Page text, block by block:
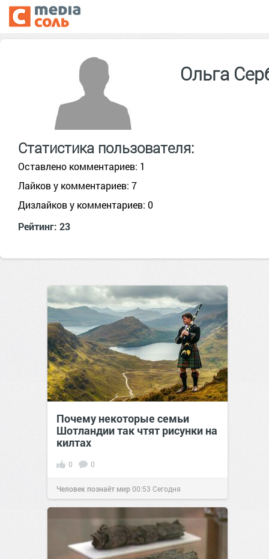
Ольга
Статистика пользователя:
Оставлено комментариев: 1
Лайков у комментариев: 7
Дизлайков у комментариев: 0
Рейтинг: 23
Почему некоторые семьи
Шотландии так чтят рисунки на
килтах
0 0
Человек познаёт мир00:53 Сегодня